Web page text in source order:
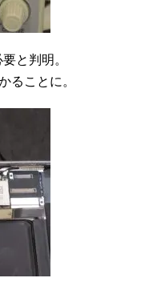
と判明。
ることに。